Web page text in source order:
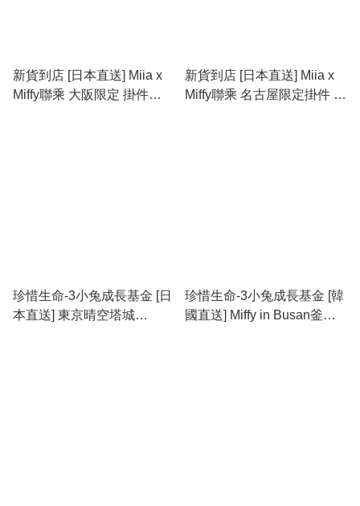
新貨到店 [日本直送] Miia x
Miffy聯乘 大阪限定 掛件
新貨到店 [日本直送] Miia x
Miffy聯乘 名古屋限定掛件 售
珍惜生命-3小兔成長基金 [日
本直送] 東京晴空塔城
珍惜生命-3小兔成長基金 [韓
國直送] Miffy in Busan釜山